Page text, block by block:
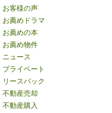
お客様の声
お薦めドラマ
お薦めの本
お薦め物件
ニュース
プライベート
リースバック
不動産売却
不動産購入